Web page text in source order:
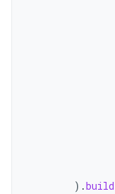
).build